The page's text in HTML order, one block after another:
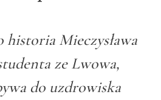
historia Mieczysława
ze Lwowa,
do uzdrowiska